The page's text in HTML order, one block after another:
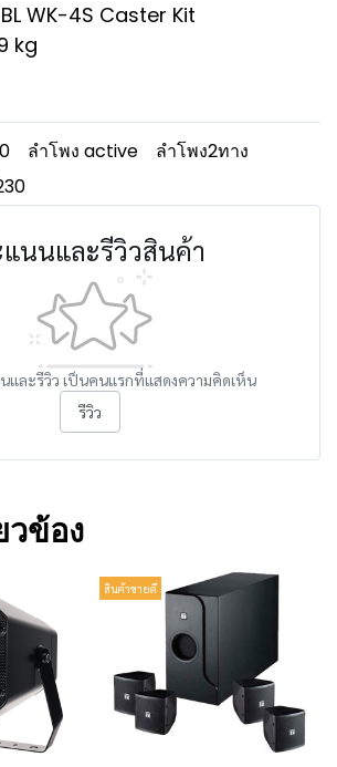
WK-4S Caster Kit
kg
ลำโพง active
ลำโพง2ทาง
นนและรีวิวสินค้า
และรีวิว เป็นคนแรกที่แสดงความคิดเห็น
รีวิว
ข้อง
สินค้าขายดี